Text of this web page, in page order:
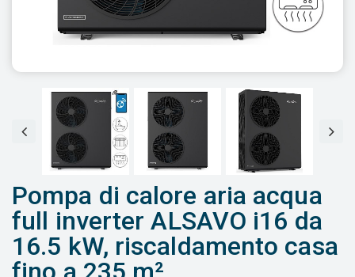
Pompa di calore aria acqua
full inverter ALSAVO i16 da
16.5 kW, riscaldamento casa